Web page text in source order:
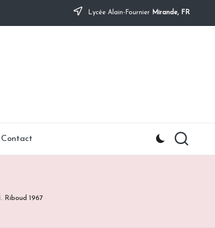
Lycée Alain-Fournier Mirande, FR
Contact
Riboud 1967